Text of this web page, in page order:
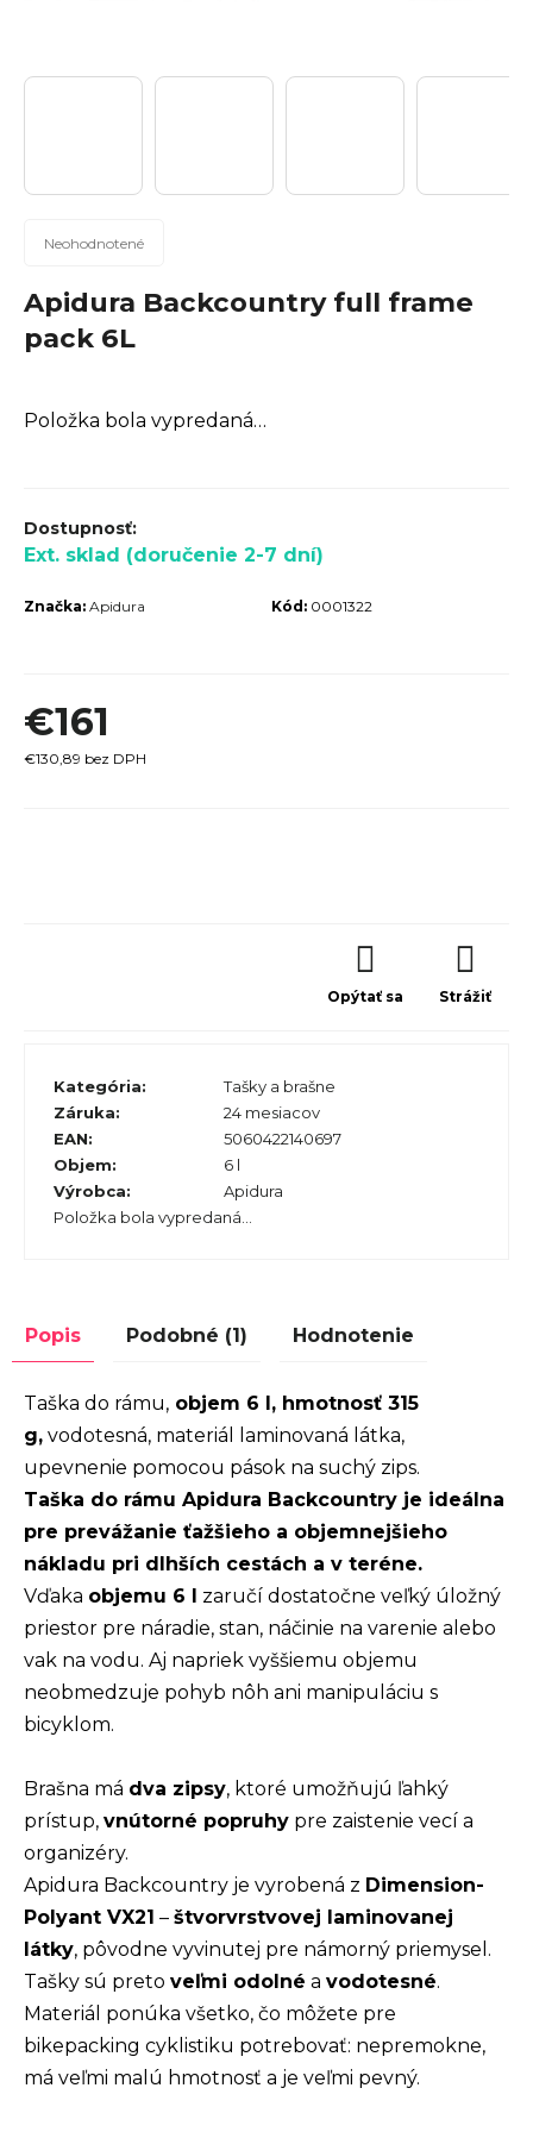
Priemerné
produktu
je
0,0
hviezdičiek.
Neohodnotené
Apidura Backcountry full frame
pack 6L
Položka bola vypredaná…
Ext. sklad (doručenie 2-7 dní)
Kód: 0001322
Značka: Apidura
€161
€130,89 bez DPH
Kategória:
Tašky a brašne
Záruka:
24 mesiacov
EAN:
5060422140697
Objem:
6 l
Výrobca:
Apidura
Položka bola vypredaná…
Opýtať sa Strážiť
Popis Podobné (1) Hodnotenie
Taška do rámu, objem 6 l, hmotnosť 315
g, vodotesná, materiál laminovaná látka,
upevnenie pomocou pások na suchý zips.
Taška do rámu Apidura Backcountry je ideálna
pre prevážanie ťažšieho a objemnejšieho
nákladu pri dlhších cestách a v teréne.
Vďaka objemu 6 l zaručí dostatočne veľký úložný
priestor pre náradie, stan, náčinie na varenie alebo
vak na vodu. Aj napriek vyššiemu objemu
neobmedzuje pohyb nôh ani manipuláciu s
bicyklom.
Brašna má dva zipsy, ktoré umožňujú ľahký
prístup, vnútorné popruhy pre zaistenie vecí a
organizéry.
Apidura Backcountry je vyrobená z Dimension-
Polyant VX21 – štvorvrstvovej laminovanej
látky, pôvodne vyvinutej pre námorný priemysel.
Tašky sú preto veľmi odolné a vodotesné.
Materiál ponúka všetko, čo môžete pre
bikepacking cyklistiku potrebovať: nepremokne,
má veľmi malú hmotnosť a je veľmi pevný.
?
Hľadať
O
o
r
ú
e